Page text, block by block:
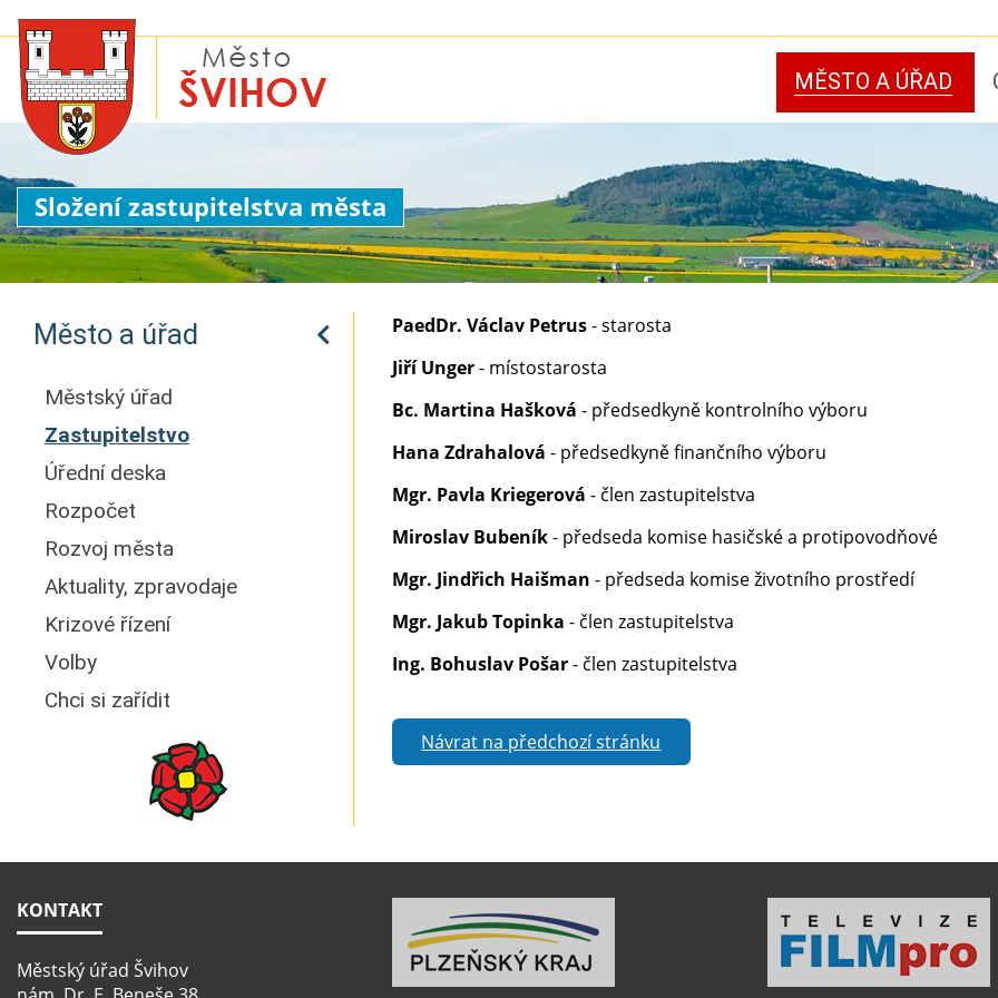
MĚSTO A ÚŘAD
Složení zastupitelstva města
Město a úřad
Městský úřad
Zastupitelstvo
Úřední deska
Rozpočet
Rozvoj města
Aktuality, zpravodaje
Krizové řízení
Volby
Chci si zařídit
PaedDr. Václav Petrus- starosta
Jiří Unger- místostarosta
Bc. Martina Hašková - předsedkyně kontrolního výboru
Hana Zdrahalová - předsedkyně finančního výboru
Mgr. Pavla Kriegerová - člen zastupitelstva
Miroslav Bubeník- předseda komise hasičské a protipovodňové
Mgr. Jindřich Haišman - předseda komise životního prostředí
Mgr. Jakub Topinka - člen zastupitelstva
Ing. Bohuslav Pošar- člen zastupitelstva
Návrat na předchozí stránku
KONTAKT
Městský úřad Švihov